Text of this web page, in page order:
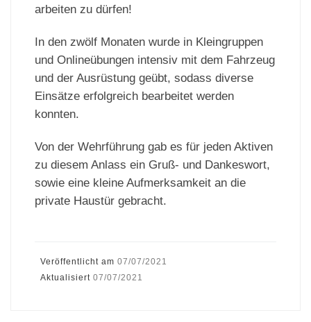
arbeiten zu dürfen!
In den zwölf Monaten wurde in Kleingruppen
und Onlineübungen intensiv mit dem Fahrzeug
und der Ausrüstung geübt, sodass diverse
Einsätze erfolgreich bearbeitet werden
konnten.
Von der Wehrführung gab es für jeden Aktiven
zu diesem Anlass ein Gruß- und Dankeswort,
sowie eine kleine Aufmerksamkeit an die
private Haustür gebracht.
Veröffentlicht am07/07/2021
Aktualisiert07/07/2021